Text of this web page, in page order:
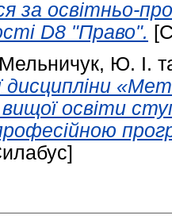
за освітньо-
D8 "Право".
Мельничук, Ю. І.
дисципліни
вищої освіти